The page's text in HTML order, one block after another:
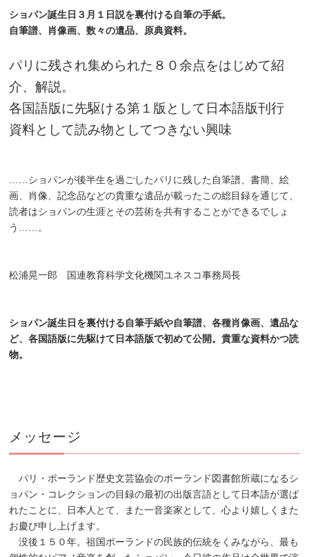
ショパン誕生日３月１日説を裏付ける自筆の手紙。
自筆譜、肖像画、数々の遺品、原典資料。
パリに残され集められた８０余点をはじめて紹
介、解説。
各国語版に先駆ける第１版として日本語版刊行
資料として読み物としてつきない興味
……ショパンが後半生を過ごしたパリに残した自筆譜、書簡、絵
画、肖像、記念品などの貴重な遺品が載ったこの総目録を通じて、
読者はショパンの生涯とその芸術を共有することができるでしょ
う……。
松浦晃一郎 国連教育科学文化機関ユネスコ事務局長
ショパン誕生日を裏付ける自筆手紙や自筆譜、各種肖像画、遺品な
ど、各国語版に先駆けて日本語版で初めて公開。貴重な資料かつ読
物。
メッセージ
パリ・ポーランド歴史文芸協会のポーランド図書館所蔵になるシ
ョパン・コレクションの目録の最初の出版言語として日本語が選ば
れたことに、日本人とて、また一音楽家として、心より嬉しくまた
お慶び申し上げます。
没後１５０年。祖国ポーランドの民族的伝統をくみながら、最も